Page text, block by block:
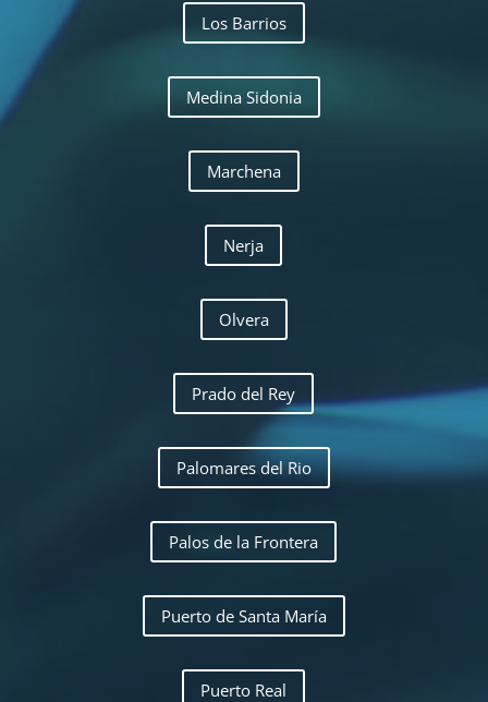
Los Barrios
Medina Sidonia
Marchena
Nerja
Olvera
Prado del Rey
Palomares del Rio
Palos de la Frontera
Puerto de Santa María
Puerto Real